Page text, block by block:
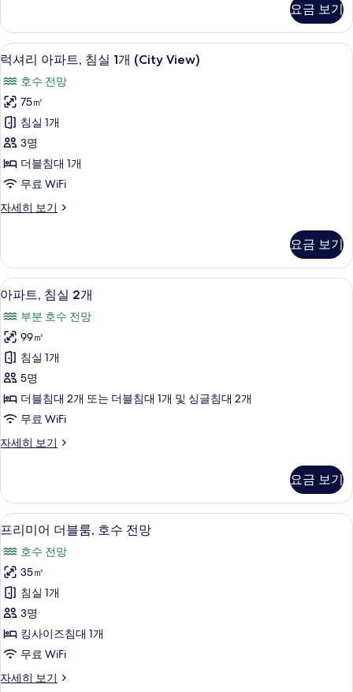
기
보
기
1
개
(City
View)
사
진
모
두
보
기
킹
사
이
즈
침
대
개
(City
View)
자
세
보
요금 보기
럭
셔
리
아
파
트,
침
실
1
View)
사
진
모
두
보
기
럭셔리 아파트, 침실 1개 (City View) |
3
럭셔리 아파트, 침실 1개 (City View)
호수 전망
75㎡
침실 1개
3명
더블침대 1개
무료 WiFi
자세히 보기
럭
파
트,
침
실
개
(City
View)
자
세
히
보
요금 보기
아
파
트,
침
실
2
개
사
진
두
보
기
아파트, 침실 2개 | 미니바, 객실 내 금
3
아파트, 침실 2개
부분 호수 전망
99㎡
침실 1개
5명
더블침대 2개 또는 더블침대 1개 및 싱글침대 2개
무료 WiFi
자세히 보기
아
실
개
세
히
보
기
요금 보기
프
미
어
더
블
룸,
호
수
프리미어 더블룸, 호수 전망 | 미니바,
4
프리미어 더블룸, 호수 전망
호수 전망
35㎡
침실 1개
3명
킹사이즈침대 1개
무료 WiFi
자세히 보기
프